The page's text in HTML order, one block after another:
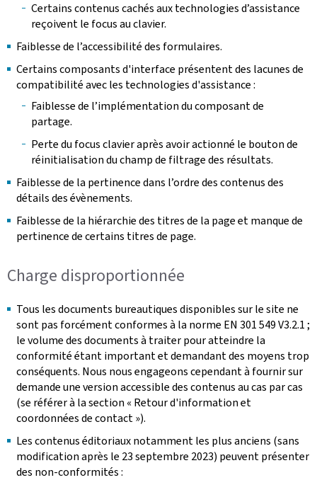
Certains contenus cachés aux technologies d’assistance
reçoivent le focus au clavier.
Faiblesse de l’accessibilité des formulaires.
Certains composants d'interface présentent des lacunes de
compatibilité avec les technologies d'assistance :
Faiblesse de l’implémentation du composant de
partage.
Perte du focus clavier après avoir actionné le bouton de
réinitialisation du champ de filtrage des résultats.
Faiblesse de la pertinence dans l’ordre des contenus des
détails des évènements.
Faiblesse de la hiérarchie des titres de la page et manque de
pertinence de certains titres de page.
Charge disproportionnée
Tous les documents bureautiques disponibles sur le site ne
sont pas forcément conformes à la norme EN 301 549 V3.2.1 ;
le volume des documents à traiter pour atteindre la
conformité étant important et demandant des moyens trop
conséquents. Nous nous engageons cependant à fournir sur
demande une version accessible des contenus au cas par cas
(se référer à la section « Retour d'information et
coordonnées de contact »).
Les contenus éditoriaux notamment les plus anciens (sans
modification après le 23 septembre 2023) peuvent présenter
des non-conformités :